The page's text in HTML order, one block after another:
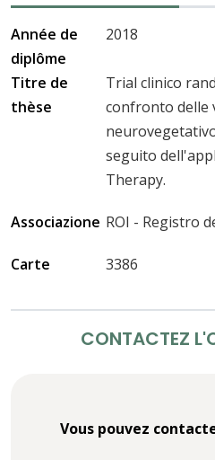
Année de
diplôme
2018
Titre de
thèse
Trial clinico
confronto delle
seguito
Therapy.
Associazione ROI - Registro
Carte 3386
CONTACTEZ
Vous pouvez